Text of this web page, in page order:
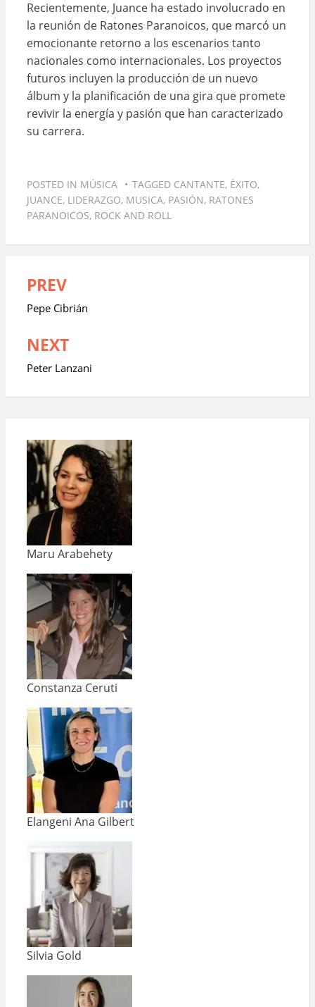
Recientemente, Juance ha estado involucrado en
la reunión de Ratones Paranoicos, que marcó un
emocionante retorno a los escenarios tanto
nacionales como internacionales. Los proyectos
futuros incluyen la producción de un nuevo
álbum y la planificación de una gira que promete
revivir la energía y pasión que han caracterizado
su carrera.
POSTED IN MÚSICA TAGGED CANTANTE, ÉXITO,
JUANCE, LIDERAZGO, MUSICA, PASIÓN, RATONES
PARANOICOS, ROCK AND ROLL
Navegación
de
PREV
Pepe Cibrián
NEXT
Peter Lanzani
Maru Arabehety
Constanza Ceruti
Elangeni Ana Gilbert
Silvia Gold